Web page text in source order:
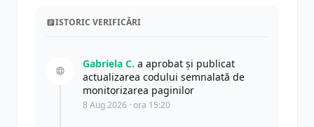
ISTORIC VERIFICĂRI
Gabriela C. a aprobat și publicat
actualizarea codului semnalată de
monitorizarea paginilor
8 Aug 2026 · ora 15:20